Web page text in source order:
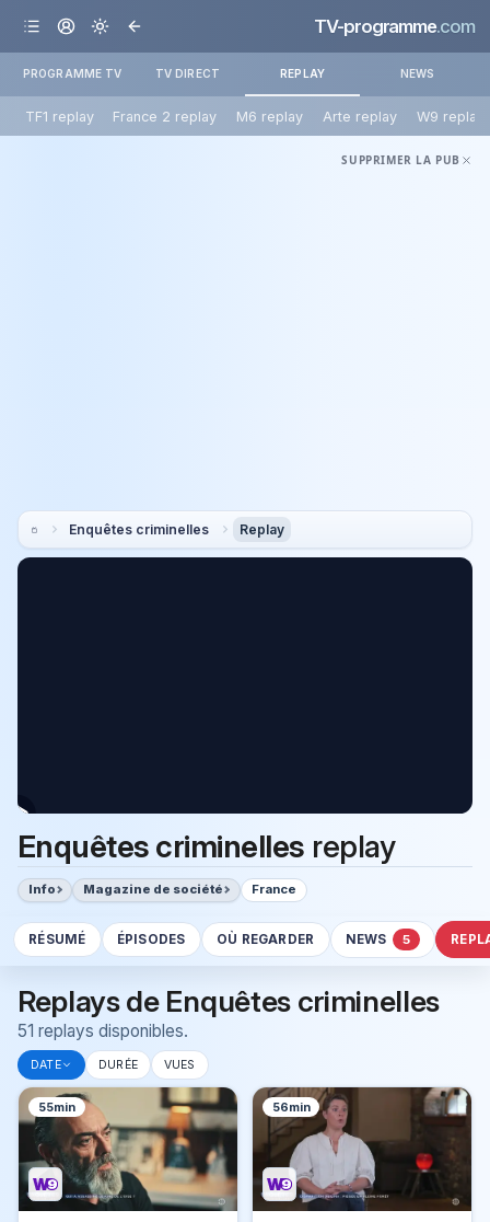
TV-programme.com
PROGRAMME TV TV DIRECT REPLAY NEWS
TF1 replay France 2 replay M6 replay Arte replay W9 replay
SUPPRIMER LA PUB
Enquêtes criminelles Replay
Enquêtes criminelles replay
Info Magazine de société France
RÉSUMÉ ÉPISODES OÙ REGARDER NEWS 5
Replays de Enquêtes criminelles
51 replays disponibles.
DATE DURÉE VUES
55min 56min